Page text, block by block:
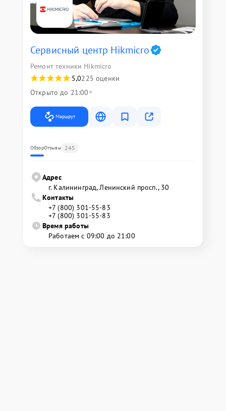
Сервисный центр Hikmicro
Ремонт техники Hikmicro
5,0225 оценки
Открыто до 21:00
Маршрут
ОбзорОтзывы 245
Адрес
г. Калининград, Ленинский просп., 30
Контакты
+7 (800) 301-55-83
+7 (800) 301-55-83
Время работы
Работаем с 09:00 до 21:00